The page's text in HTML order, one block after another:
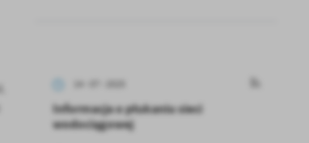
Informacja o płukaniu sieci
wodociągowej